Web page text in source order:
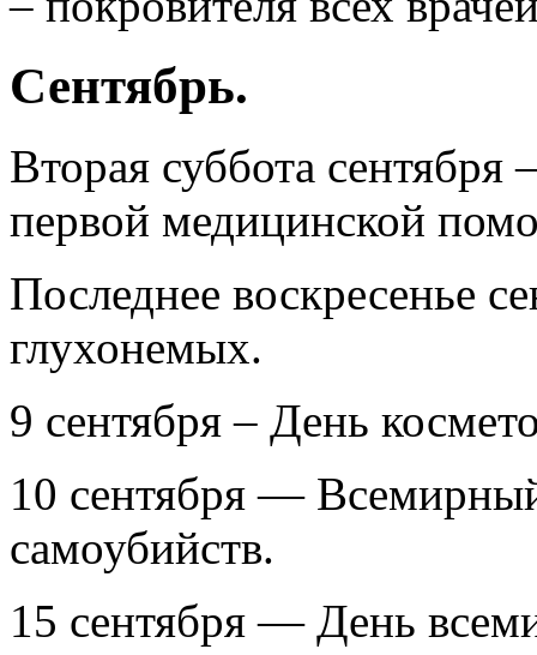
Сентябрь.
Вторая суббота
первой медицинской
Последнее воскресенье
глухонемых.
9 сентября – День
10 сентября —
самоубийств.
15 сентября — День